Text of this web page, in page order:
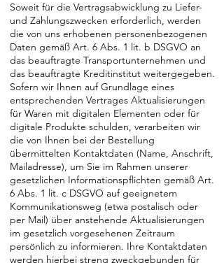
Soweit für die Vertragsabwicklung zu Liefer-
und Zahlungszwecken erforderlich, werden
die von uns erhobenen personenbezogenen
Daten gemäß Art. 6 Abs. 1 lit. b DSGVO an
das beauftragte Transportunternehmen und
das beauftragte Kreditinstitut weitergegeben.
Sofern wir Ihnen auf Grundlage eines
entsprechenden Vertrages Aktualisierungen
für Waren mit digitalen Elementen oder für
digitale Produkte schulden, verarbeiten wir
die von Ihnen bei der Bestellung
übermittelten Kontaktdaten (Name, Anschrift,
Mailadresse), um Sie im Rahmen unserer
gesetzlichen Informationspflichten gemäß Art.
6 Abs. 1 lit. c DSGVO auf geeignetem
Kommunikationsweg (etwa postalisch oder
per Mail) über anstehende Aktualisierungen
im gesetzlich vorgesehenen Zeitraum
persönlich zu informieren. Ihre Kontaktdaten
werden hierbei streng zweckgebunden für